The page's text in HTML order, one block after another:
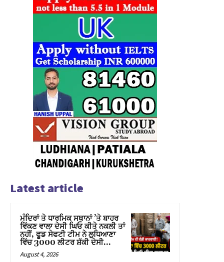
Latest article
ਮੰਦਿਰਾਂ ਤੇ ਧਾਰਮਿਕ ਸਥਾਨਾਂ ’ਤੇ ਬਾਹਰ
ਵਿੱਕਣ ਵਾਲਾ ਦੇਸੀ ਘਿਓ ਕੀਤੇ ਨਕਲੀ ਤਾਂ
ਨਹੀਂ, ਫੂਡ ਸੇਫਟੀ ਟੀਮ ਨੇ ਲੁਧਿਆਣਾ
ਵਿੱਚ 3000 ਲੀਟਰ ਸ਼ੱਕੀ ਦੇਸੀ...
August 4, 2026